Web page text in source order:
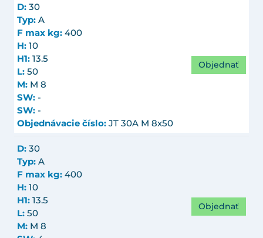
D: 30
Typ: A
F max kg: 400
H: 10
H1: 13.5
L: 50
M: M 8
SW: -
SW: -
Objednávacie číslo: JT 30A M 8x50
Objednať
D: 30
Typ: A
F max kg: 400
H: 10
H1: 13.5
L: 50
M: M 8
Objednať